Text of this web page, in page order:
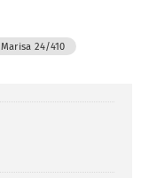
Marisa 24/410